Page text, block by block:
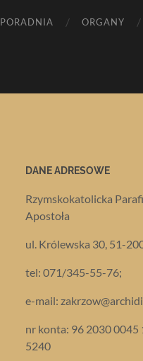
PORADNIA ORGANY
DANE ADRESOWE
Rzymskokatolicka
Apostoła
ul. Królewska 30, 51-
tel: 071/345-55-76;
e-mail:
nr konta: 96 2030 0045
5240